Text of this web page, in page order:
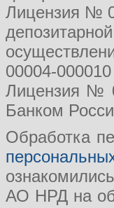
Лицензия №
00004-
Лицензия №
Банком
Обработка
АО НРД на